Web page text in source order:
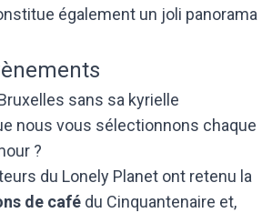
également un joli panorama
sans sa kyrielle
nous vous sélectionnons chaque
?
du Lonely Planet ont retenu la
de café du Cinquantenaire et,